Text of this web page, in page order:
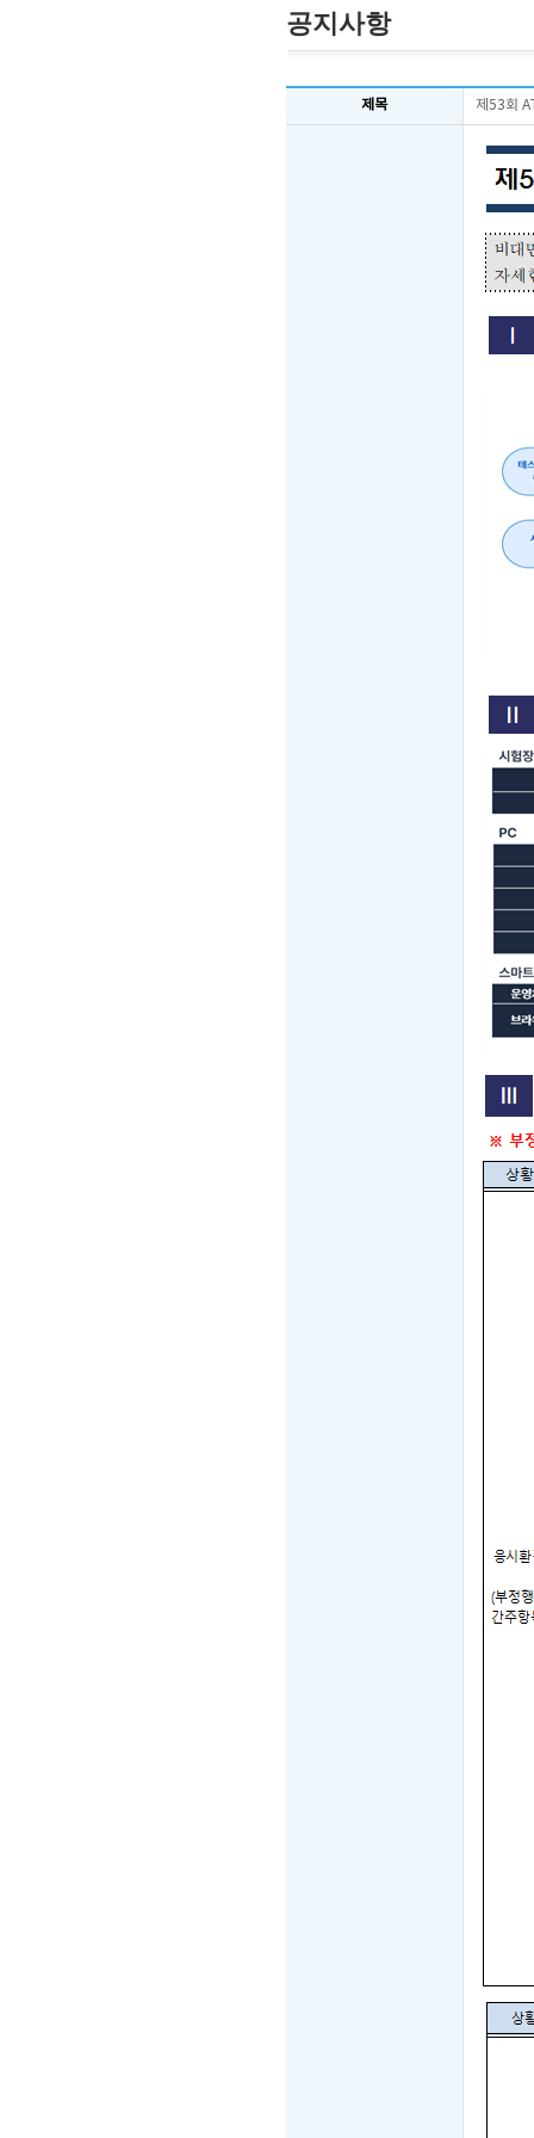
공지사항
제목 제53회